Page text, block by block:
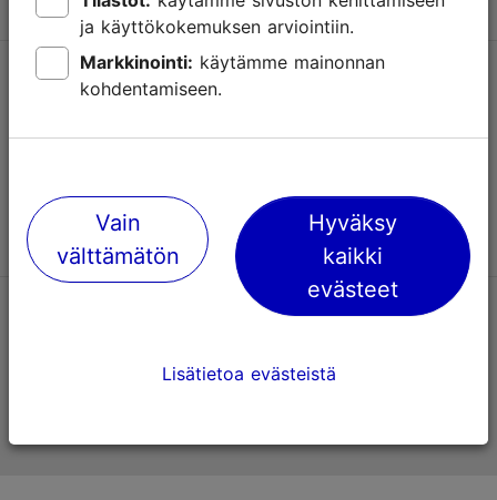
Tuki
Ota yhteyttä
Viron virallinen matkailusivusto
ja käyttökokemuksen arviointiin.
Markkinointi:
kohdentamiseen.
Vain
välttämätön
Hyväksy
kaikki
evästeet
Lisätietoa evästeistä